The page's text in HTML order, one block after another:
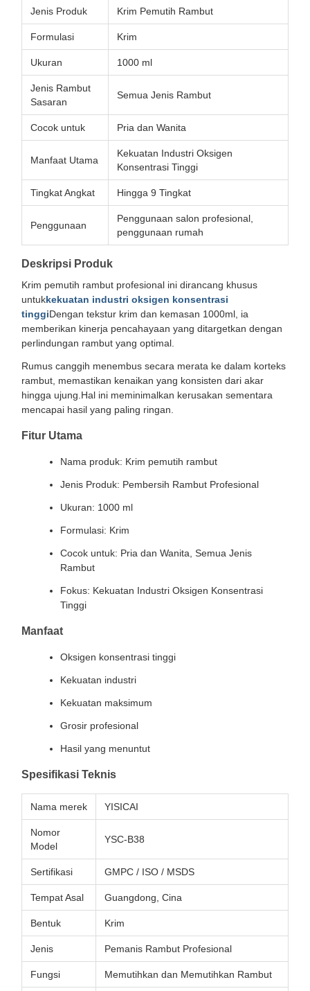
Jenis Produk Krim Pemutih Rambut
Formulasi Krim
Ukuran 1000 ml
Jenis Rambut
Sasaran
Semua Jenis Rambut
Cocok untuk Pria dan Wanita
Manfaat Utama
Kekuatan Industri Oksigen
Konsentrasi Tinggi
Tingkat Angkat Hingga 9 Tingkat
Penggunaan
Penggunaan salon profesional,
penggunaan rumah
Deskripsi Produk
Krim pemutih rambut profesional ini dirancang khusus
untukkekuatan industri oksigen konsentrasi
tinggiDengan tekstur krim dan kemasan 1000ml, ia
memberikan kinerja pencahayaan yang ditargetkan dengan
perlindungan rambut yang optimal.
Rumus canggih menembus secara merata ke dalam korteks
rambut, memastikan kenaikan yang konsisten dari akar
hingga ujung.Hal ini meminimalkan kerusakan sementara
mencapai hasil yang paling ringan.
Fitur Utama
Nama produk: Krim pemutih rambut
Jenis Produk: Pembersih Rambut Profesional
Ukuran: 1000 ml
Formulasi: Krim
Cocok untuk: Pria dan Wanita, Semua Jenis
Rambut
Fokus: Kekuatan Industri Oksigen Konsentrasi
Tinggi
Manfaat
Oksigen konsentrasi tinggi
Kekuatan industri
Kekuatan maksimum
Grosir profesional
Hasil yang menuntut
Spesifikasi Teknis
Nama merek YISICAI
Nomor
Model
YSC-B38
Sertifikasi GMPC / ISO / MSDS
Tempat Asal Guangdong, Cina
Bentuk Krim
Jenis Pemanis Rambut Profesional
Fungsi Memutihkan dan Memutihkan Rambut